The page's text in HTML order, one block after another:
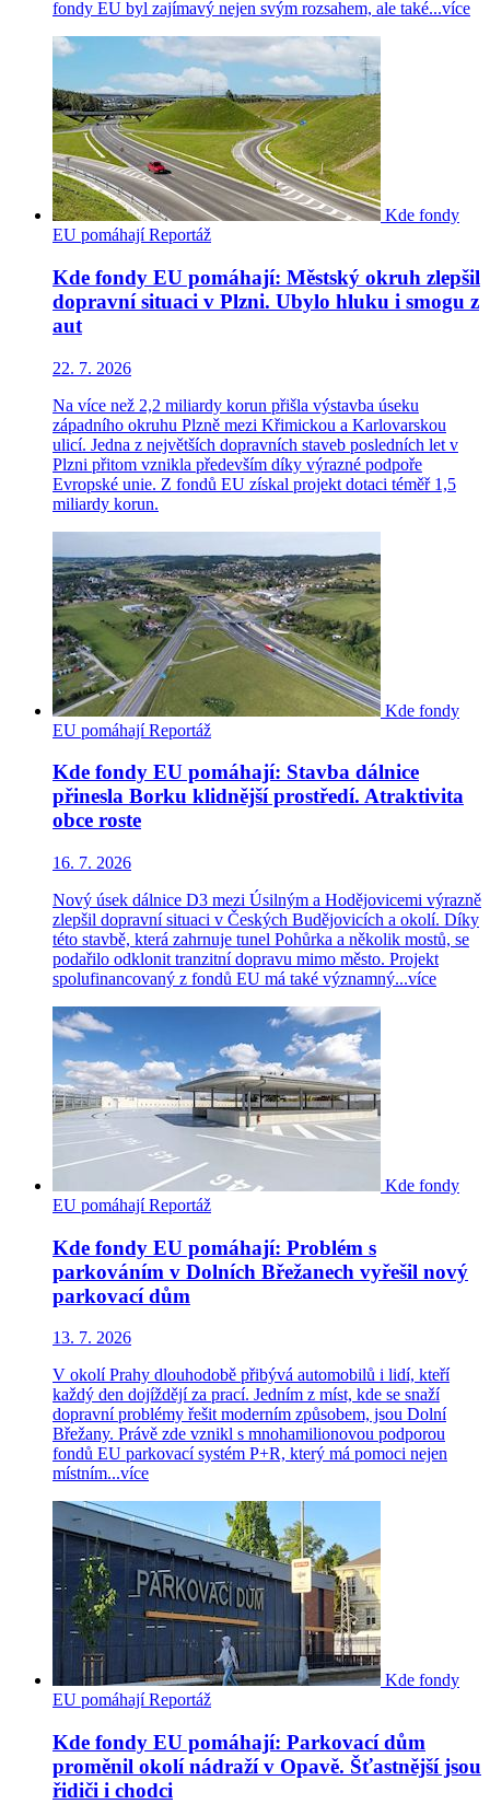
fondy EU byl zajímavý nejen svým rozsahem, ale také...více
Kde fondy
EU pomáhají Reportáž
Kde fondy EU pomáhají: Městský okruh zlepšil
dopravní situaci v Plzni. Ubylo hluku i smogu z
aut
22. 7. 2026
Na více než 2,2 miliardy korun přišla výstavba úseku
západního okruhu Plzně mezi Křimickou a Karlovarskou
ulicí. Jedna z největších dopravních staveb posledních let v
Plzni přitom vznikla především díky výrazné podpoře
Evropské unie. Z fondů EU získal projekt dotaci téměř 1,5
miliardy korun.
Kde fondy
EU pomáhají Reportáž
Kde fondy EU pomáhají: Stavba dálnice
přinesla Borku klidnější prostředí. Atraktivita
obce roste
16. 7. 2026
Nový úsek dálnice D3 mezi Úsilným a Hodějovicemi výrazně
zlepšil dopravní situaci v Českých Budějovicích a okolí. Díky
této stavbě, která zahrnuje tunel Pohůrka a několik mostů, se
podařilo odklonit tranzitní dopravu mimo město. Projekt
spolufinancovaný z fondů EU má také významný...více
Kde fondy
EU pomáhají Reportáž
Kde fondy EU pomáhají: Problém s
parkováním v Dolních Břežanech vyřešil nový
parkovací dům
13. 7. 2026
V okolí Prahy dlouhodobě přibývá automobilů i lidí, kteří
každý den dojíždějí za prací. Jedním z míst, kde se snaží
dopravní problémy řešit moderním způsobem, jsou Dolní
Břežany. Právě zde vznikl s mnohamilionovou podporou
fondů EU parkovací systém P+R, který má pomoci nejen
místním...více
Kde fondy
EU pomáhají Reportáž
Kde fondy EU pomáhají: Parkovací dům
proměnil okolí nádraží v Opavě. Šťastnější jsou
řidiči i chodci